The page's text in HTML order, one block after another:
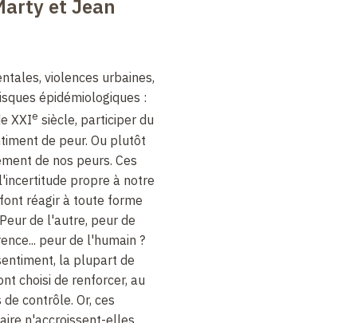
et Jean
violences urbaines,
épidémiologiques :
XXIe siècle, participer du
de peur. Ou plutôt
de nos peurs. Ces
propre à notre
réagir à toute forme
de l'autre, peur de
peur de l'humain ?
la plupart de
choisi de renforcer, au
contrôle. Or, ces
n'accroissent-elles